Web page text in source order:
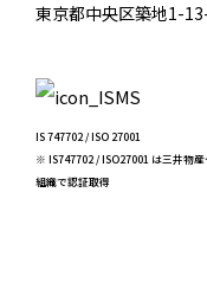
東京都中央区築地1-
IS 747702 / ISO 27001
※ IS747702 / ISO27001 は三井物
組織で認証取得